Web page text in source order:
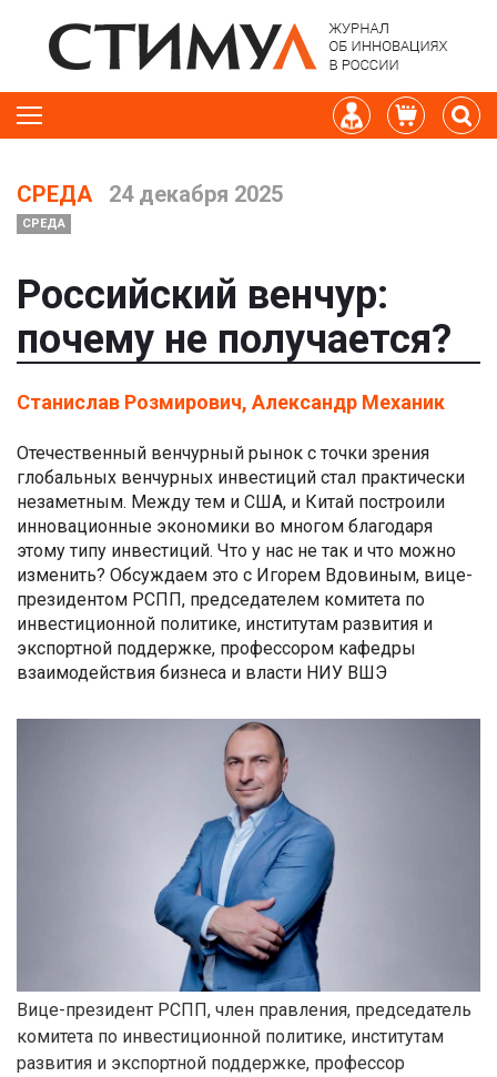
СРЕДА 24 декабря 2025
СРЕДА
Российский венчур:
почему не получается?
Станислав Розмирович, Александр Механик
Отечественный венчурный рынок с точки зрения
глобальных венчурных инвестиций стал практически
незаметным. Между тем и США, и Китай построили
инновационные экономики во многом благодаря
этому типу инвестиций. Что у нас не так и что можно
изменить? Обсуждаем это с Игорем Вдовиным, вице-
президентом РСПП, председателем комитета по
инвестиционной политике, институтам развития и
экспортной поддержке, профессором кафедры
взаимодействия бизнеса и власти НИУ ВШЭ
Вице-президент РСПП, член правления, председатель
комитета по инвестиционной политике, институтам
развития и экспортной поддержке, профессор